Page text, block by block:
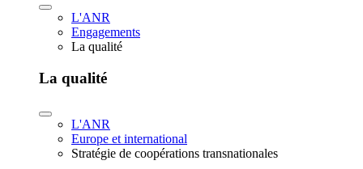
L'ANR
Engagements
La qualité
La qualité
L'ANR
Europe et international
Stratégie de coopérations transnationales